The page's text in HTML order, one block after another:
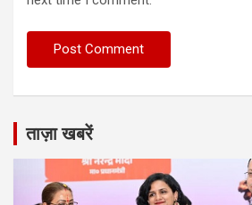
ताज़ा खबरें